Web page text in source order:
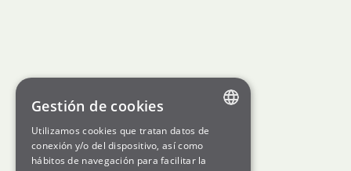
ENGLISH
SPANISH
Gestión de cookies
Utilizamos cookies que tratan datos de
conexión y/o del dispositivo, así como
hábitos de navegación para facilitar la